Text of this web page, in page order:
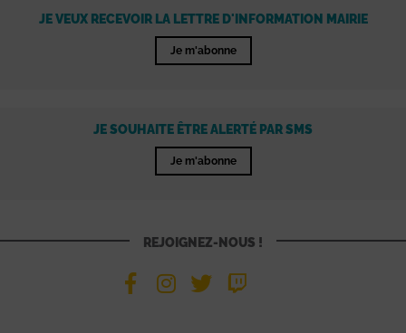
JE VEUX RECEVOIR LA LETTRE D'INFORMATION MAIRIE
Je m'abonne
JE SOUHAITE ÊTRE ALERTÉ PAR SMS
Je m'abonne
REJOIGNEZ-NOUS !